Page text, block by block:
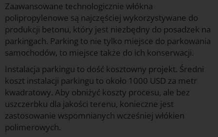
Zaawansowane technologicznie włókna
polipropylenowe są najczęściej wykorzystywane do
produkcji betonu, który jest niezbędny do posadzek na
parkingach. Parking to nie tylko miejsce do parkowania
samochodów, to miejsce także do ich konserwacji.
Instalacja parkingu to dość kosztowny projekt. Średni
koszt instalacji parkingu to około 1000 USD za metr
kwadratowy. Aby obniżyć koszty procesu, ale bez
uszczerbku dla jakości terenu, konieczne jest
zastosowanie wspomnianych wcześniej włókien
polimerowych.